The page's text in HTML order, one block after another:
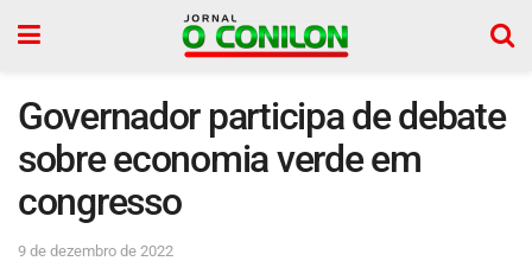
Governador participa de debate
sobre economia verde em
congresso
9 de dezembro de 2022